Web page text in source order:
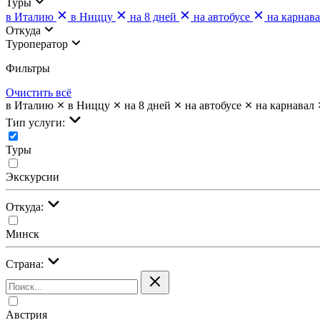
в Италию
в Ниццу на 8 дней на автобусе
на
Откуда
Туроператор
Фильтры
Очистить всё
в Италию
в Ниццу на 8 дней на автобусе
на карнавал
Тип услуги:
Туры
Экскурсии
Откуда:
Минск
Страна:
Австрия